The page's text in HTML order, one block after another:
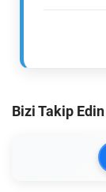
Bizi Takip Edin